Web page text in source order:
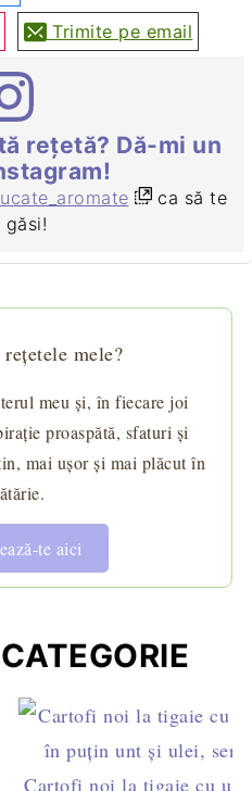
Trimite pe email
rețetă? Dă-mi un
ca să te
găsi!
mele?
meu și, în fiecare joi
proaspătă, sfaturi și
mai ușor și mai plăcut în
te aici
cu pesto de busuioc și
Cartofi noi la tigaie cu